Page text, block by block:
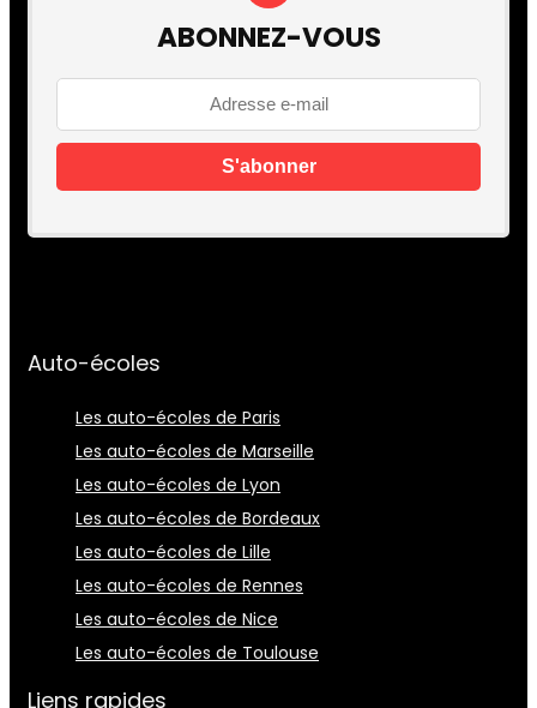
ABONNEZ-VOUS
Auto-écoles
Les auto-écoles de Paris
Les auto-écoles de Marseille
Les auto-écoles de Lyon
Les auto-écoles de Bordeaux
Les auto-écoles de Lille
Les auto-écoles de Rennes
Les auto-écoles de Nice
Les auto-écoles de Toulouse
Liens rapides